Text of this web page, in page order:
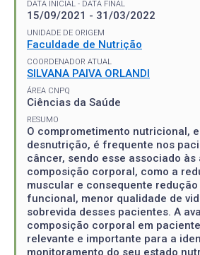
DATA INICIAL - DATA FINAL
15/09/2021 - 31/03/2022
UNIDADE DE ORIGEM
Faculdade de Nutrição
COORDENADOR ATUAL
SILVANA PAIVA ORLANDI
ÁREA CNPQ
Ciências da Saúde
RESUMO
O comprometimento nutricional,
desnutrição, é frequente nos
câncer, sendo esse associado às
composição corporal, como a
muscular e consequente
funcional, menor qualidade de
sobrevida desses pacientes. A
composição corporal em
relevante e importante para a
monitoramento do seu estado